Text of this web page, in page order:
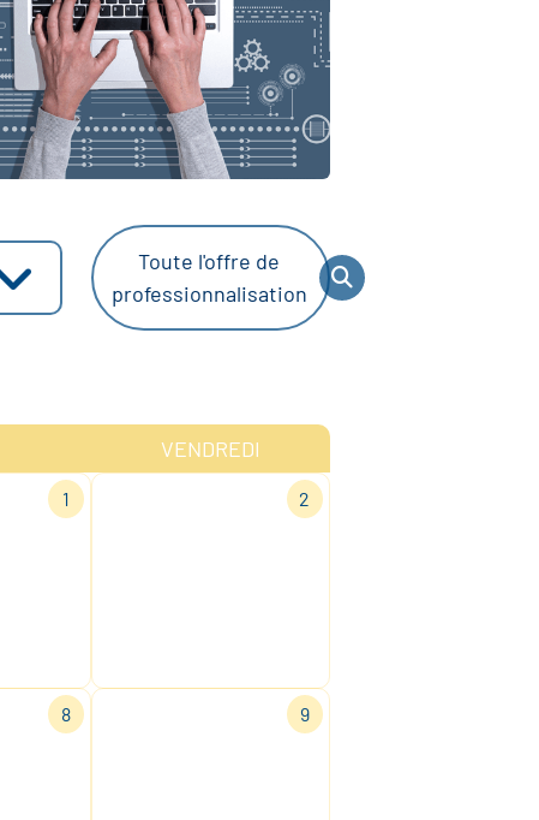
Toute l'offre de
professionnalisation
VENDREDI
1 2
8 9